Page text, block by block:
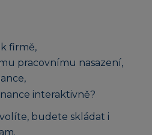
firmě,
pracovnímu nasazení,
interaktivně?
budete skládat i